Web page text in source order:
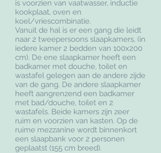
is voorzien van vaatwasser, inductie
kookplaat, oven en
koel/vriescombinatie.
Vanuit de hal is er een gang die leidt
naar 2 tweepersoons slaapkamers, (in
iedere kamer 2 bedden van 100x200
cm). De ene slaapkamer heeft een
badkamer met douche, toilet en
wastafel gelegen aan de andere zijde
van de gang. De andere slaapkamer
heeft aangrenzend een badkamer
met bad/douche, toilet en 2
wastafels. Beide kamers zijn zeer
ruim en voorzien van kasten. Op de
ruime mezzanine wordt binnenkort
een slaapbank voor 2 personen
geplaatst (155 cm breed).